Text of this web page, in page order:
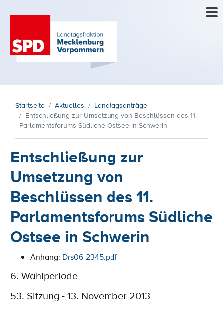
Startseite Aktuelles
Landtagsanträge
Entschließung zur Umsetzung von Beschlüssen des 11.
Parlamentsforums Südliche Ostsee in Schwerin
Entschließung zur
Umsetzung von
Beschlüssen des 11.
Parlamentsforums Südliche
Ostsee in Schwerin
Anhang: Drs06-2345.pdf
6. Wahlperiode
53. Sitzung - 13. November 2013